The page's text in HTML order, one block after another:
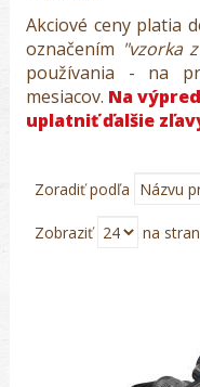
Akciové ceny platia
označením "vzorka
používania - na
mesiacov. Na
uplatniť ďalšie
Zoradiť podľa
Zobraziť na